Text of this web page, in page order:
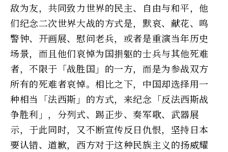
敌为友，共同致力世界的民主、自由与和平，他
们纪念二次世界大战的方式是，默哀、献花、鸣
警钟、开画展、慰问老兵，或者是重演当年历史
场景，而且他们哀悼为国捐躯的士兵与其他死难
者，不限于「战胜国」的一方，而是为参战双方
所有的死难者哀悼。相比之下，中国却选择用一
种相当「法西斯」的方式，来纪念「反法西斯战
争胜利」，分列式、踢正步、奏军歌、武器展
示，于此同时，又不断宣传反日仇恨，坚持日本
要认错、道歉，西方对于这种民族主义的扬威耀